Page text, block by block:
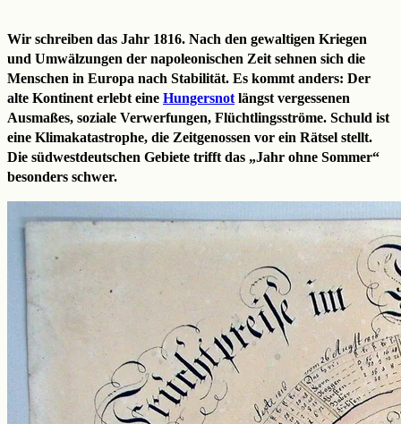
Wir schreiben das Jahr 1816. Nach den gewaltigen Kriegen
und Umwälzungen der napoleonischen Zeit sehnen sich die
Menschen in Europa nach Stabilität. Es kommt anders: Der
alte Kontinent erlebt eine Hungersnot längst vergessenen
Ausmaßes, soziale Verwerfungen, Flüchtlingsströme. Schuld ist
eine Klimakatastrophe, die Zeitgenossen vor ein Rätsel stellt.
Die südwestdeutschen Gebiete trifft das „Jahr ohne Sommer“
besonders schwer.